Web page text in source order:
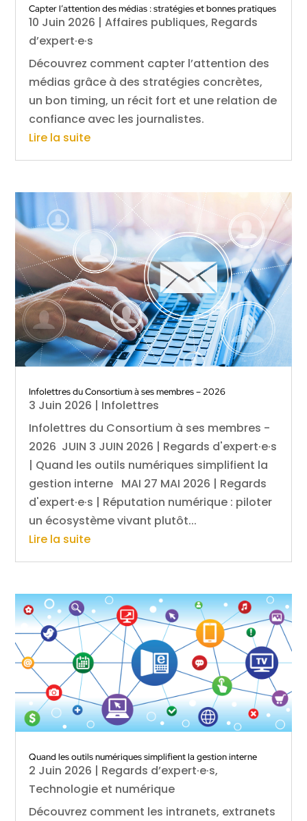
Capter l’attention des médias : stratégies et bonnes pratiques
10 Juin 2026 |Affaires publiques, Regards
d’expert·e·s
Découvrez comment capter l’attention des
médias grâce à des stratégies concrètes,
un bon timing, un récit fort et une relation de
confiance avec les journalistes.
Lire la suite
Infolettres du Consortium à ses membres – 2026
3 Juin 2026 | Infolettres
Infolettres du Consortium à ses membres -
2026 JUIN 3 JUIN 2026 | Regards d'expert·e·s
| Quand les outils numériques simplifient la
gestion interne MAI 27 MAI 2026 | Regards
d'expert·e·s | Réputation numérique : piloter
un écosystème vivant plutôt...
Lire la suite
Quand les outils numériques simplifient la gestion interne
2 Juin 2026 | Regards d’expert·e·s,
Technologie et numérique
Découvrez comment les intranets, extranets